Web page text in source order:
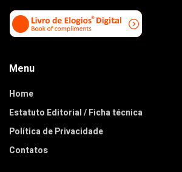
Menu
Home
Estatuto Editorial / Ficha técnica
Política de Privacidade
Contatos